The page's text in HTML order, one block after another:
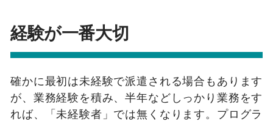
経験が一番大切
確かに最初は未経験で派遣される場合もあります
が、業務経験を積み、半年などしっかり業務をす
れば、「未経験者」では無くなります。プログラ